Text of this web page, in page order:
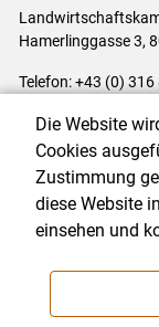
Hamerlinggasse 3,
Telefon: +43 (0) 316
Impressum|
Cookie-
NEWSLETTER
Die Website
Cookies
Zustimmung
diese Website
einsehen und